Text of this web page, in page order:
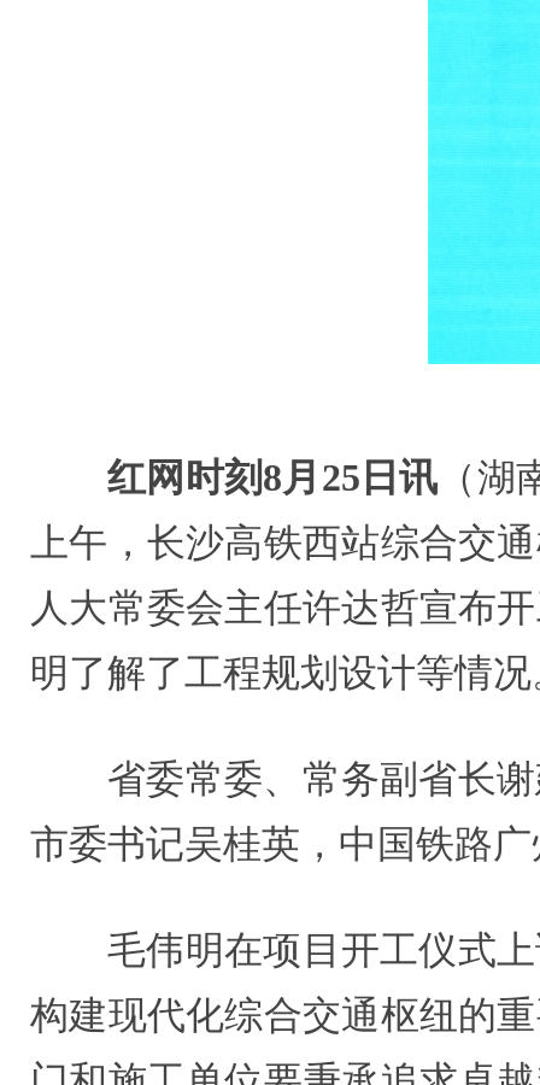
红网时刻8月25日讯 （
上午，长沙高铁西站综合交
人大常委会主任许达哲宣布
明了解了工程规划设计等情
省委常委、常务副省长
市委书记吴桂英，中国铁路
毛伟明在项目开工仪式
构建现代化综合交通枢纽的